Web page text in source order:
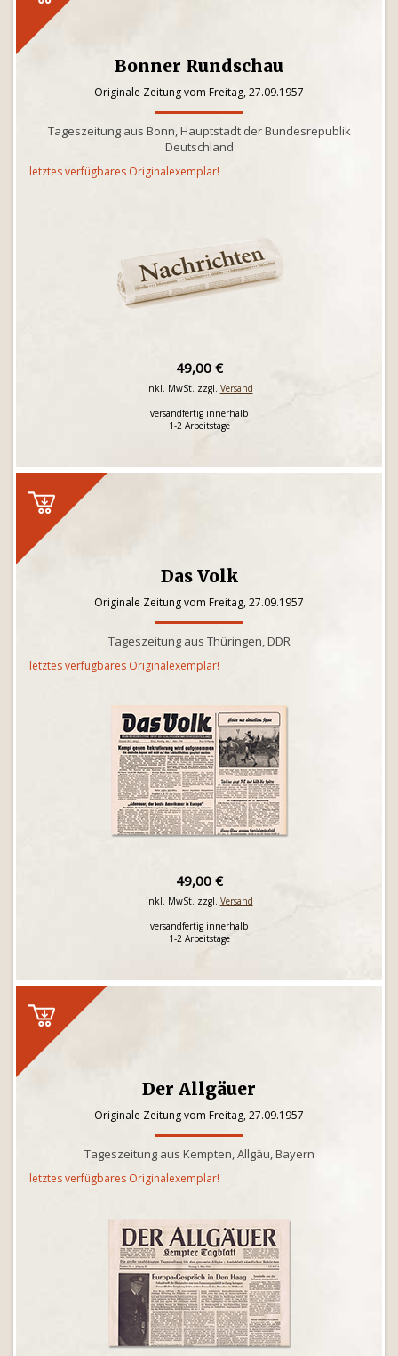
Bonner Rundschau
Originale Zeitung vom Freitag, 27.09.1957
Tageszeitung aus Bonn, Hauptstadt der Bundesrepublik
Deutschland
letztes verfügbares Originalexemplar!
49,00 €
inkl. MwSt. zzgl. Versand
versandfertig innerhalb
1-2 Arbeitstage
Das Volk
Originale Zeitung vom Freitag, 27.09.1957
Tageszeitung aus Thüringen, DDR
letztes verfügbares Originalexemplar!
49,00 €
inkl. MwSt. zzgl. Versand
versandfertig innerhalb
1-2 Arbeitstage
Der Allgäuer
Originale Zeitung vom Freitag, 27.09.1957
Tageszeitung aus Kempten, Allgäu, Bayern
letztes verfügbares Originalexemplar!